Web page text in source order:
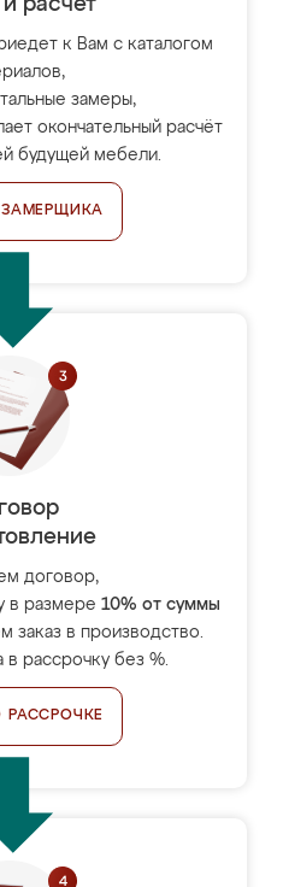
расчет
к Вам с каталогом
замеры,
окончательный расчёт
будущей мебели.
ЗАМЕРЩИКА
договор,
в размере 10% от суммы
заказ в производство.
в рассрочку без %.
РАССРОЧКЕ